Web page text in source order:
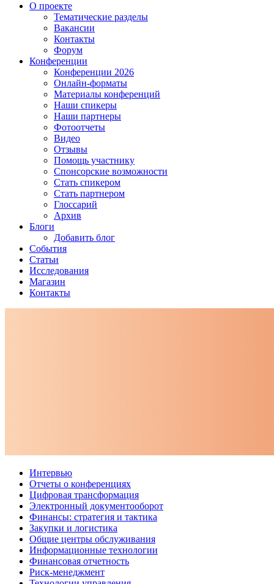
О проекте
Тематические разделы
Вакансии
Контакты
Форум
Конференции
Конференции 2026
Онлайн-форматы
Материалы конференций
Наши спикеры
Наши партнеры
Фотоотчеты
Видео
Отзывы
Помощь участнику
Спонсорские возможности
Стать спикером
Стать партнером
Глоссарий
Архив
Блоги
Добавить блог
События
Статьи
Исследования
Магазин
Контакты
Интервью
Отчеты о конференциях
Цифровая трансформация
Электронный документооборот
Финансы: стратегия и тактика
Закупки и логистика
Общие центры обслуживания
Информационные технологии
Финансовая отчетность
Риск-менеджмент